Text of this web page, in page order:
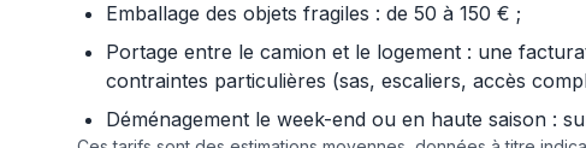
Emballage des objets fragiles : de 50 à 150 € ;
Portage entre le camion et le logement : une
contraintes particulières (sas, escaliers, accès
Déménagement le week-end ou en haute saison :